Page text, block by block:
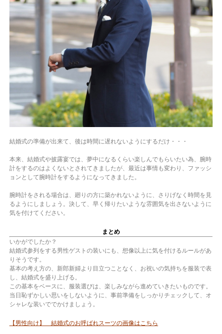
結婚式の準備が出来て、後は時間に遅れないようにするだけ・・・
本来、結婚式や披露宴では、夢中になるくらい楽しんでもらいたい為、腕時
計をするのはよくないとされてきましたが、最近は事情も変わり、ファッシ
ョンとして腕時計をするようになってきました。
腕時計をされる場合は、廻りの方に築かれないように、さりげなく時間を見
るようにしましょう。決して、早く帰りたいような雰囲気を出さないように
気を付けてください。
まとめ
いかがでしたか？
結婚式参列をする男性ゲストの装いにも、想像以上に気を付けるルールがあ
りそうです。
基本の考え方の、新郎新婦より目立つことなく、お祝いの気持ちを服装で表
し、結婚式を盛り上げる。
この基本をベースに、服装選びは、楽しみながら進めていきたいものです。
当日恥ずかしい思いをしないように、事前準備をしっかりチェックして、オ
シャレな装いででかけましょう。
【男性向け】 結婚式のお呼ばれスーツの画像はこちら